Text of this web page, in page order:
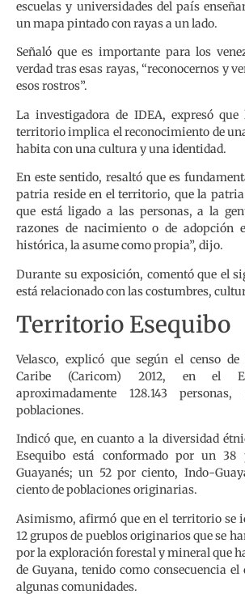
escuelas y universidades del país
un mapa pintado con rayas a un lado.
Señaló que es importante para los
verdad tras esas rayas, “reconocernos y
esos rostros”.
La investigadora de IDEA, expresó que
territorio implica el reconocimiento de
habita con una cultura y una identidad.
En este sentido, resaltó que es
patria reside en el territorio, que la
que está ligado a las personas, a la
razones de nacimiento o de adopción
histórica, la asume como propia”, dijo.
Durante su exposición, comentó que el
está relacionado con las costumbres,
Territorio Esequibo
Velasco, explicó que según el censo
Caribe (Caricom) 2012, en el
aproximadamente 128.143
poblaciones.
Indicó que, en cuanto a la diversidad
Esequibo está conformado por un
Guayanés; un 52 por ciento, Indo-
ciento de poblaciones originarias.
Asimismo, afirmó que en el territorio se
12 grupos de pueblos originarios que se
por la exploración forestal y mineral que
de Guyana, tenido como consecuencia el
algunas comunidades.